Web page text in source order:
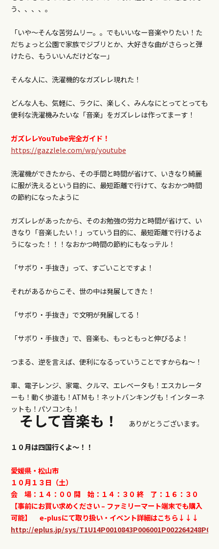
う、、、、。
「いや～そんな苦労ムリー。。でもいいなー音楽やりたい！た
だちょっと公園で家族でジブリとか、大好きな曲がさらっと弾
けたら、もういいんだけどなー」
そんな人に、洗濯機的なガズレレ現れた！
どんな人も、気軽に、ラクに、楽しく、みんなにとってとっても
便利な洗濯機みたいな「音楽」をガズレレは作ってまーす！
ガズレレYouTube完全ガイド！
https://gazzlele.com/wp/youtube
洗濯機ができたから、その手間と時間が省けて、いきなり綺麗
に服が洗えるという目的に、最短距離で行けて、なおかつ時間
の節約になったように
ガズレレがあったから、そのお勉強の労力と時間が省けて、い
きなり「音楽したい！」っていう目的に、最短距離で行けるよ
うになった！！！なおかつ時間の節約にもなっテル！
「サボり・手抜き」って、すごいことですよ！
それがあるからこそ、世の中は発展してきた！
「サボり・手抜き」で文明が発展してる！
「サボり・手抜き」で、音楽も、もっともっと伸びるよ！
つまる、逆を言えば、便利になるっていうことですからね～！
車、電子レンジ、家電、クルマ、 エレベータも！エスカレータ
ーも！動く歩道も！ATMも！ネットバンキングも！インターネ
ットも！パソコンも！
そして音楽も！ ありがとうございます。
１０月は四国行くよ〜！！
愛媛県・松山市
１０月１３日（土）
会 場：１４：００ 開 始：１４：３０ 終 了：１６：３０
【事前にお買い求めください – ファミリーマート端末でも購入
可能】
e-plusにて取り扱い・イベント詳細はこちら↓↓↓
http://eplus.jp/sys/